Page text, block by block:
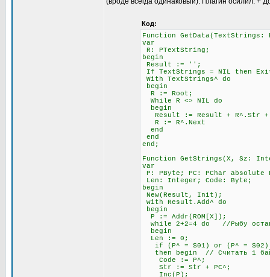
Код:
Function
var
R: PTextString;
begin
Result := '';
If TextStrings = NIL then
With TextStrings^ do
begin
R := Root;
While R <> NIL do
begin
Result := Result + R^.Str +
R := R^.Next
end
end
end;
Function GetStrings(X, Sz:
var
P: PByte; PC: PChar absolute
Len: Integer; Code: Byte;
begin
New(Result, Init);
with Result.Add^ do
begin
P := Addr(ROM[X]);
while 2+2=4 do //Рыбу
begin
Len := 0;
if (P^ = $01) or (P^ = $02)
then begin // Считать 1
Code := P^;
Str := Str + PC^;
Inc(P);